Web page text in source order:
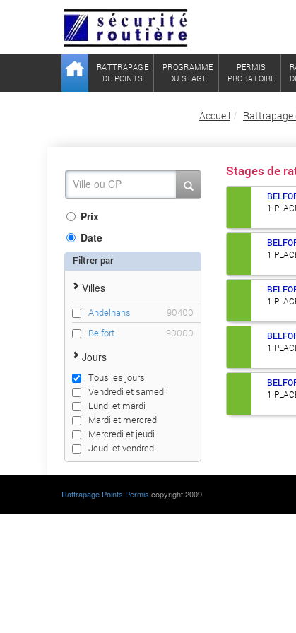
RATTRAPAGE
DE POINTS
PROGRAMME
DU STAGE
PERMIS
PROBATOIRE
Accueil Rattrapage
Prix
Date
Filtrer par
Villes
Andelnans
90400
Belfort
90000
Jours
Tous les jours
Vendredi et samedi
Lundi et mardi
Mardi et mercredi
Mercredi et jeudi
Jeudi et vendredi
Stages de
1
1
1
1
1
Rattrapage Points Permis copyright 2009